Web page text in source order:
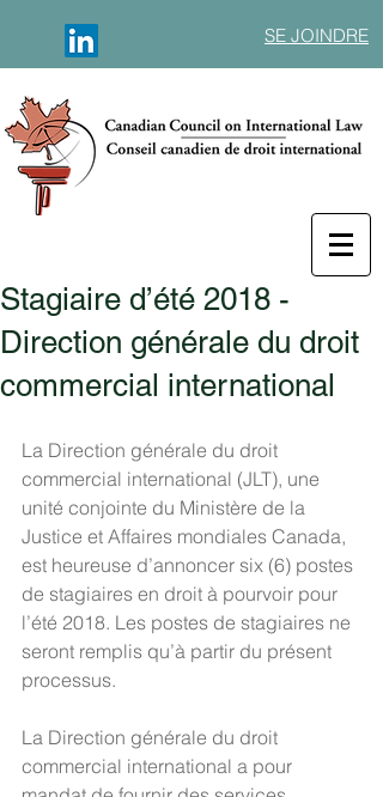
SE JOINDRE
Stagiaire d’été 2018 -
Direction générale du droit
commercial international
La Direction générale du droit
commercial international (JLT), une
unité conjointe du Ministère de la
Justice et Affaires mondiales Canada,
est heureuse d’annoncer six (6) postes
de stagiaires en droit à pourvoir pour
l’été 2018. Les postes de stagiaires ne
seront remplis qu’à partir du présent
processus.
La Direction générale du droit
commercial international a pour